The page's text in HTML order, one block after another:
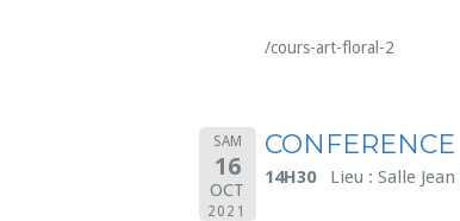
/cours-art-floral-2
SAM
16
OCT
2021
CONFERENCE
14H30 Lieu : Salle